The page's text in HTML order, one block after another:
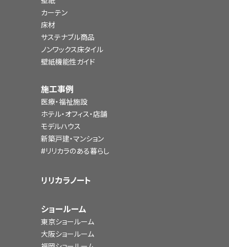
カーテン
床材
サステナブル商品
ノンワックス床タイル
壁紙機能性ガイド
施工事例
医療・福祉施設
ホテル・オフィス・店舗
モデルハウス
新築戸建・マンション
#リリカラのある暮らし
リリカラノート
ショールーム
東京ショールーム
大阪ショールーム